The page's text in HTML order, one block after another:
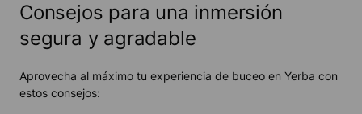
Consejos para una inmersión
segura y agradable
Aprovecha al máximo tu experiencia de buceo en Yerba con
estos consejos: